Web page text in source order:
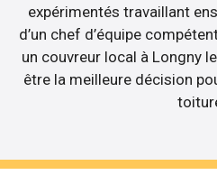
expérimentés travaillant
d’un chef d’équipe
un couvreur local à Longny
être la meilleure décision